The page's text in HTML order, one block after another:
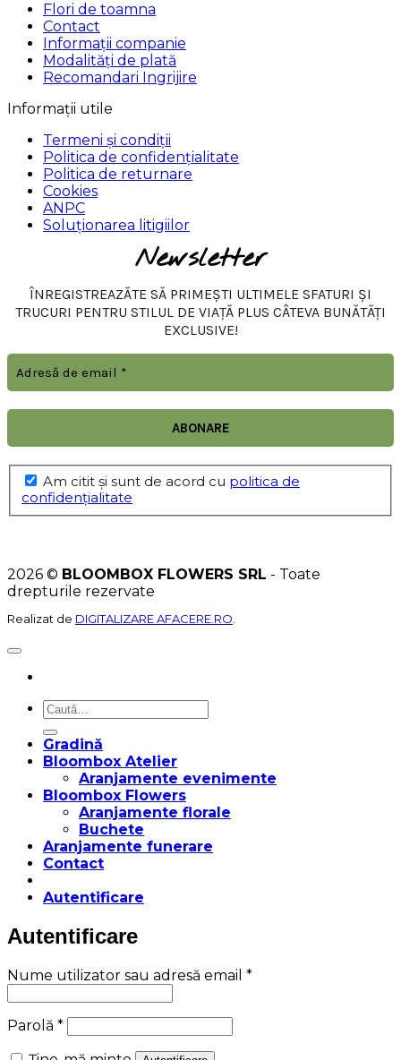
Flori de toamna
Contact
Informații companie
Modalități de plată
Recomandari Ingrijire
Informații utile
Termeni și condiții
Politica de confidențialitate
Politica de returnare
Cookies
ANPC
Soluționarea litigiilor
Newsletter
ÎNREGISTREAZĂTE SĂ PRIMEȘTI ULTIMELE SFATURI ȘI
TRUCURI PENTRU STILUL DE VIAȚĂ PLUS CÂTEVA BUNĂTĂȚI
EXCLUSIVE!
Am citit şi sunt de acord cu politica de
confidențialitate
2026 © BLOOMBOX FLOWERS SRL - Toate
drepturile rezervate
Realizat de DIGITALIZARE AFACERE.RO
Caută
după:
Gradină
Bloombox Atelier
Aranjamente evenimente
Bloombox Flowers
Aranjamente florale
Buchete
Aranjamente funerare
Contact
Autentificare
Autentificare
Nume utilizator sau adresă email *Obligatoriu
Parolă *Obligatoriu